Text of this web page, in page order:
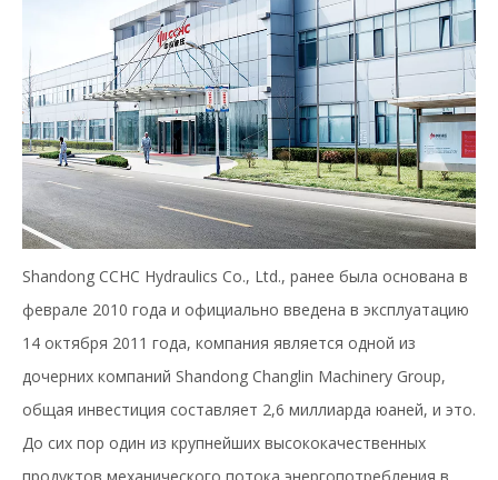
Shandong CCHC Hydraulics Co., Ltd., ранее была основана в
феврале 2010 года и официально введена в эксплуатацию
14 октября 2011 года, компания является одной из
дочерних компаний Shandong Changlin Machinery Group,
общая инвестиция составляет 2,6 миллиарда юаней, и это.
До сих пор один из крупнейших высококачественных